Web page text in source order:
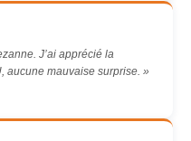
J’ai apprécié la
aucune mauvaise surprise. »